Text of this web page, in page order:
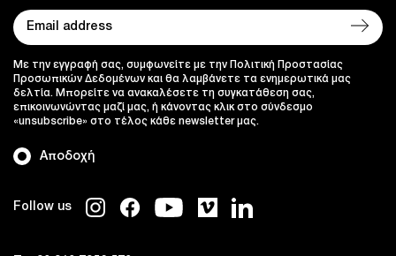
Follow us
Αποδοχή
Με την εγγραφή σας, συμφωνείτε με την Πολιτική Προστασίας
Προσωπικών Δεδομένων και θα λαμβάνετε τα ενημερωτικά μας
δελτία. Μπορείτε να ανακαλέσετε τη συγκατάθεση σας,
επικοινωνώντας μαζί μας, ή κάνοντας κλικ στο σύνδεσμο
«unsubscribe» στο τέλος κάθε newsletter μας.